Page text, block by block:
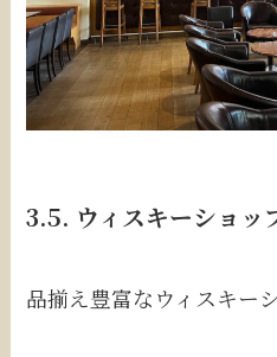
3.5. ウィスキーショッ
品揃え豊富なウィスキー